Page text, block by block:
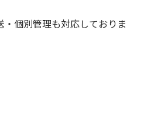
個別管理も対応しておりま